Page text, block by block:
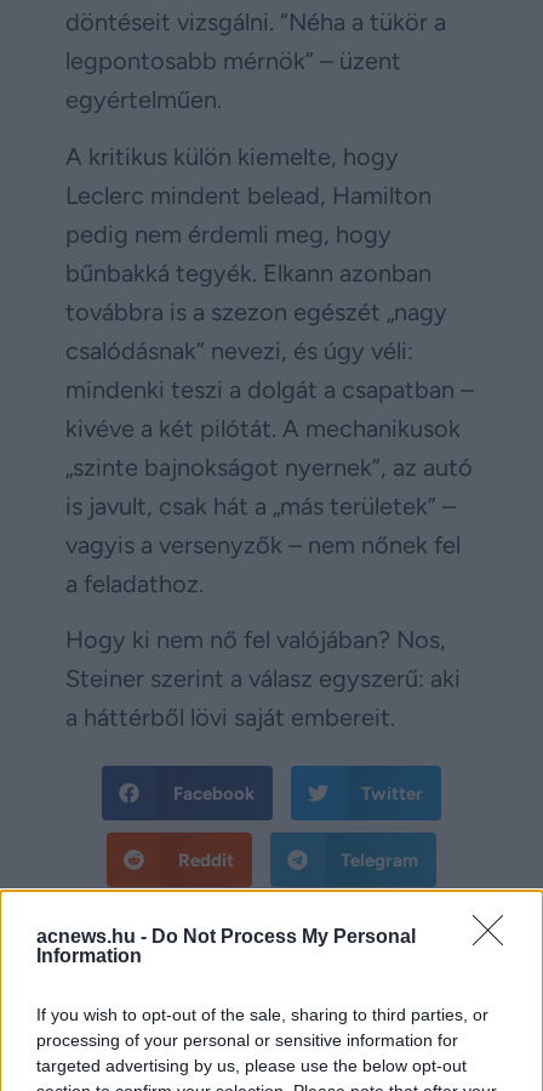
acnews.hu - Do Not Process My Personal
Information
If you wish to opt-out of the sale, sharing to third parties, or
processing of your personal or sensitive information for
targeted advertising by us, please use the below opt-out
döntéseit vizsgálni. “Néha a tükör a
legpontosabb mérnök” – üzent
egyértelműen.
A kritikus külön kiemelte, hogy
Leclerc mindent belead, Hamilton
pedig nem érdemli meg, hogy
bűnbakká tegyék. Elkann azonban
továbbra is a szezon egészét „nagy
csalódásnak” nevezi, és úgy véli:
mindenki teszi a dolgát a csapatban –
kivéve a két pilótát. A mechanikusok
„szinte bajnokságot nyernek”, az autó
is javult, csak hát a „más területek” –
vagyis a versenyzők – nem nőnek fel
a feladathoz.
Hogy ki nem nő fel valójában? Nos,
Steiner szerint a válasz egyszerű: aki
a háttérből lövi saját embereit.
Facebook Twitter
Reddit Telegram
Email